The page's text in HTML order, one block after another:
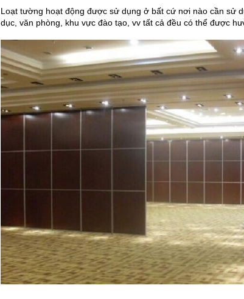
Loạt tường hoạt động được sử dụng ở bất cứ nơi nào cần sử
dục, văn phòng, khu vực đào tạo, vv tất cả đều có thể được